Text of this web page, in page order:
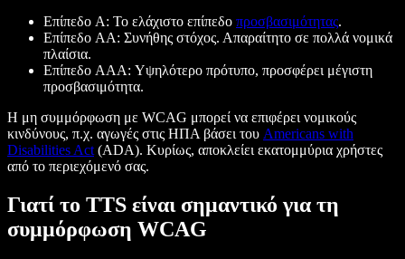
Επίπεδο A: Το ελάχιστο επίπεδο προσβασιμότητας.
Επίπεδο AA: Συνήθης στόχος. Απαραίτητο σε πολλά νομικά
πλαίσια.
Επίπεδο AAA: Υψηλότερο πρότυπο, προσφέρει μέγιστη
προσβασιμότητα.
Η μη συμμόρφωση με WCAG μπορεί να επιφέρει νομικούς
κινδύνους, π.χ. αγωγές στις ΗΠΑ βάσει του Americans with
Disabilities Act(ADA). Κυρίως, αποκλείει εκατομμύρια χρήστες
από το περιεχόμενό σας.
Γιατί το TTS είναι σημαντικό για τη
συμμόρφωση WCAG